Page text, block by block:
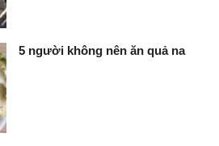
5 người không nên ăn quả na